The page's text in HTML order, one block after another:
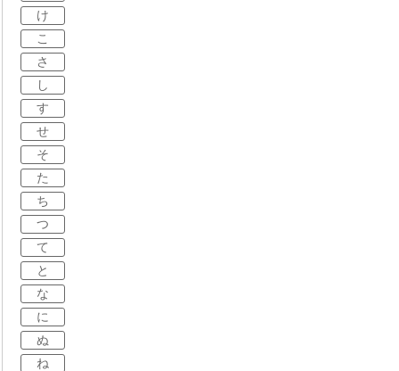
け
こ
さ
し
す
せ
そ
た
ち
つ
て
と
な
に
ぬ
ね